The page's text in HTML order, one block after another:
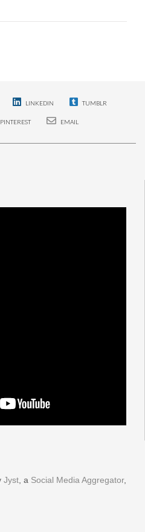
LINKEDIN TUMBLR
PINTEREST EMAIL
Jyst , a Social Media Aggregator,